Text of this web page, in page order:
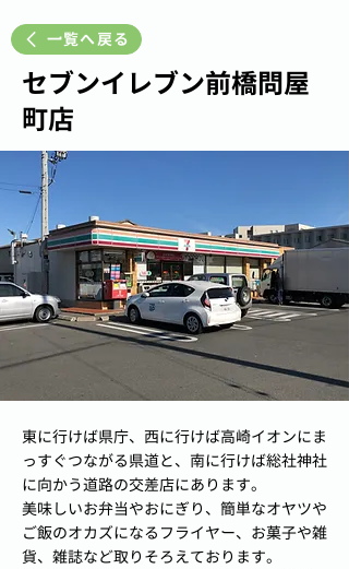
一覧へ戻る
セブンイレブン前橋問屋
町店
東に行けば県庁、西に行けば高崎イオンにま
っすぐつながる県道と、南に行けば総社神社
に向かう道路の交差店にあります。
美味しいお弁当やおにぎり、簡単なオヤツや
ご飯のオカズになるフライヤー、お菓子や雑
貨、雑誌など取りそろえております。